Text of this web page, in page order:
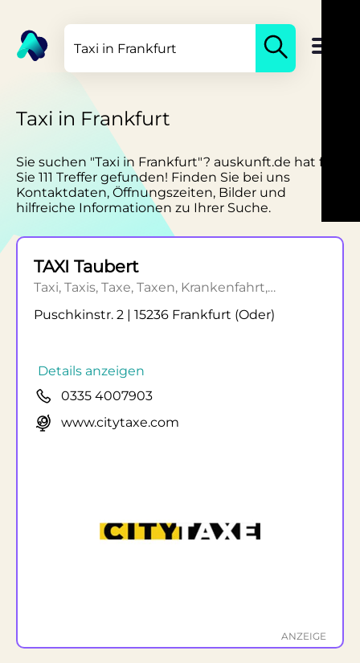
Taxi in Frankfurt
Sie suchen "Taxi in Frankfurt"? auskunft.de hat für
Sie 111 Treffer gefunden! Finden Sie bei uns
Kontaktdaten, Öffnungszeiten, Bilder und
hilfreiche Informationen zu Ihrer Suche.
TAXI Taubert
Taxi, Taxis, Taxe, Taxen, Krankenfahrt,
Flughafentaxis
Puschkinstr. 2 | 15236 Frankfurt (Oder)
Details anzeigen
0335 4007903
www.citytaxe.com
ANZEIGE